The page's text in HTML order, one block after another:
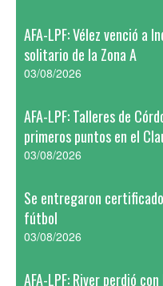
AFA-LPF: Vélez venció a
solitario de la Zona A
03/08/2026
AFA-LPF: Talleres de
primeros puntos en el
03/08/2026
Se entregaron
fútbol
03/08/2026
AFA-LPF: River perdió